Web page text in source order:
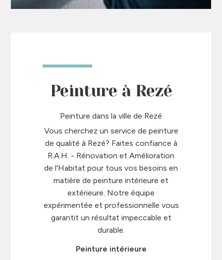
Peinture à Rezé
Peinture dans la ville de Rezé
Vous cherchez un service de peinture
de qualité à Rezé? Faites confiance à
R.A.H. - Rénovation et Amélioration
de l'Habitat pour tous vos besoins en
matière de peinture intérieure et
extérieure. Notre équipe
expérimentée et professionnelle vous
garantit un résultat impeccable et
durable.
Peinture intérieure